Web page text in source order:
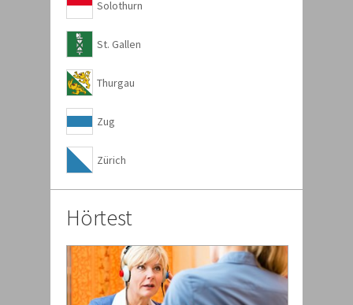
Solothurn
St. Gallen
Thurgau
Zug
Zürich
Hörtest